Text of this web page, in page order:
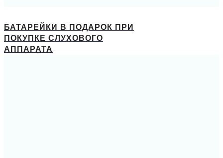
БАТАРЕЙКИ В ПОДАРОК ПРИ
ПОКУПКЕ СЛУХОВОГО
АППАРАТА